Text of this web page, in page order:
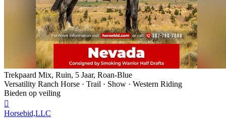
Trekpaard Mix, Ruin, 5 Jaar, Roan-Blue
Versatility Ranch Horse · Trail · Show · Western Riding
Bieden op veiling

Horsebid,LLC